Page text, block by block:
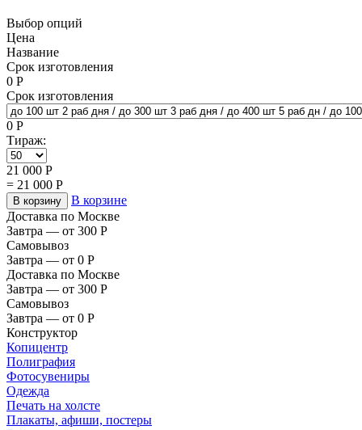
Выбор опций
Цена
Название
Срок изготовления
0 Р
Срок изготовления
0 Р
Тираж:
21 000 Р
= 21 000 Р
В корзину
В корзине
Доставка по Москве
Завтра — от 300 Р
Самовывоз
Завтра — от 0 Р
Доставка по Москве
Завтра — от 300 Р
Самовывоз
Завтра — от 0 Р
Конструктор
Копицентр
Полиграфия
Фотосувениры
Одежда
Печать на холсте
Плакаты, афиши, постеры